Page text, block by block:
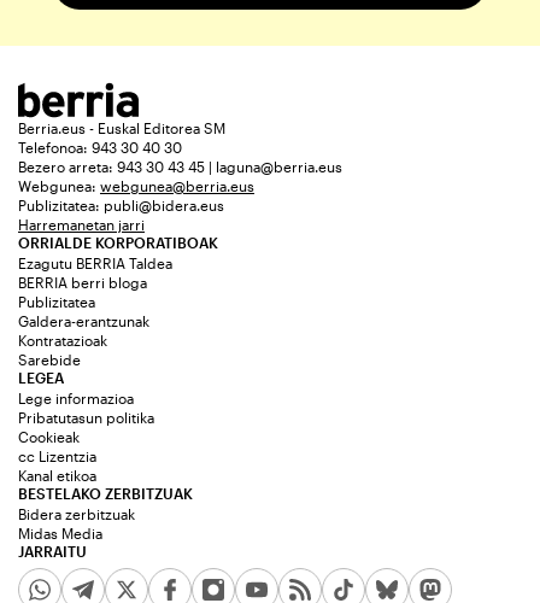
Berria.eus - Euskal Editorea SM
Telefonoa: 943 30 40 30
Bezero arreta: 943 30 43 45 | laguna@berria.eus
Webgunea: webgunea@berria.eus
Publizitatea: publi@bidera.eus
Harremanetan jarri
ORRIALDE KORPORATIBOAK
Ezagutu BERRIA Taldea
BERRIA berri bloga
Publizitatea
Galdera-erantzunak
Kontratazioak
Sarebide
JARRAITU
LEGEA
Lege informazioa
Pribatutasun politika
Cookieak
cc Lizentzia
Kanal etikoa
BESTELAKO ZERBITZUAK
Bidera zerbitzuak
Midas Media